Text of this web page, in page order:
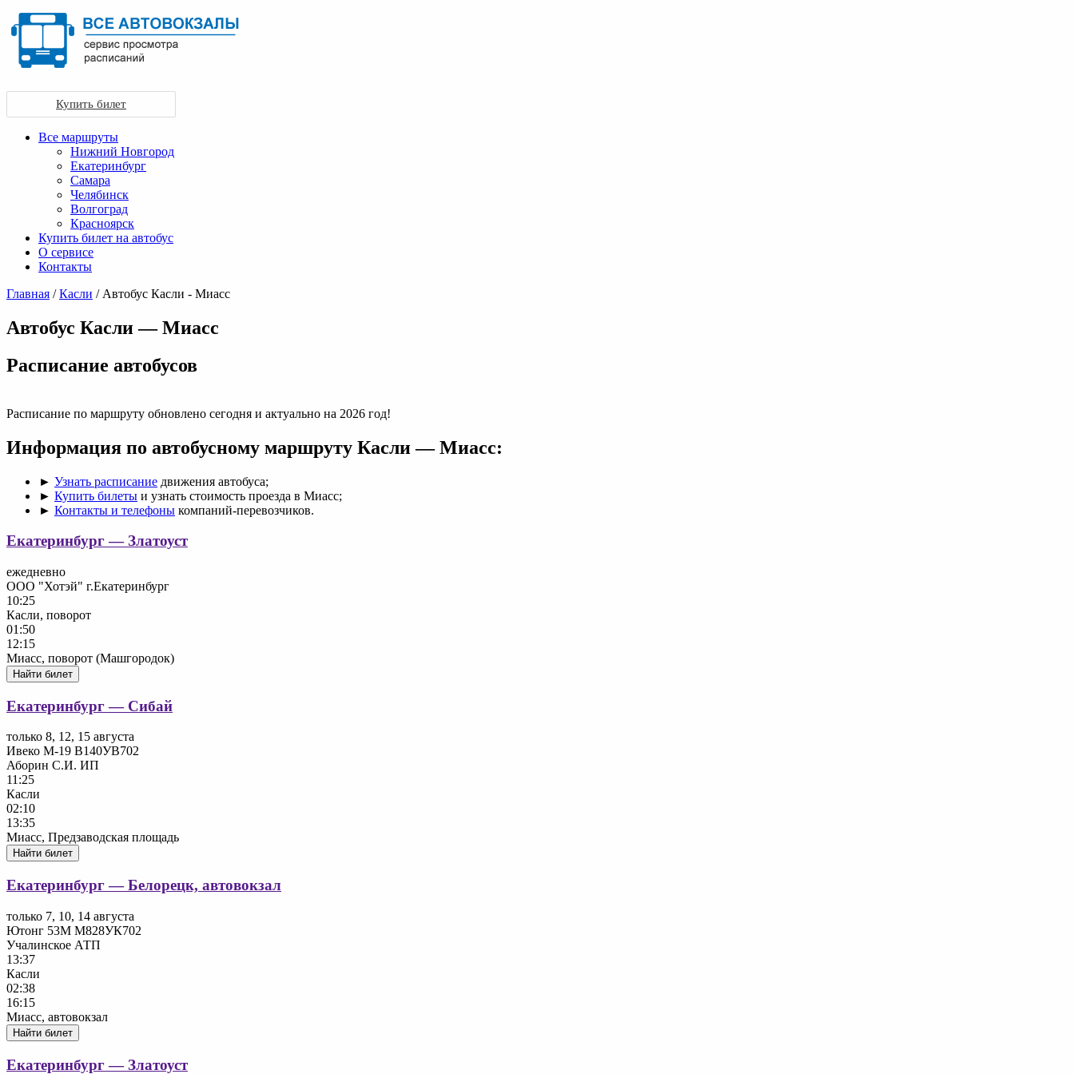
Купить билет
Все маршруты
Нижний Новгород
Екатеринбург
Самара
Челябинск
Волгоград
Красноярск
Купить билет на автобус
О сервисе
Контакты
Главная /Касли / Автобус Касли - Миасс
Автобус Касли — Миасс
Раcписание автобусов
Расписание по маршруту обновлено сегодня и актуально на 2026 год!
Информация по автобусному маршруту Касли — Миасс:
► Узнать расписание движения автобуса;
► Купить билеты и узнать стоимость проезда в Миасс;
► Контакты и телефоны компаний-перевозчиков.
Екатеринбург — Златоуст
ежедневно
ООО "Хотэй" г.Екатеринбург
10:25
Касли, поворот
01:50
12:15
Миасc, поворот (Машгородок)
Найти билет
Екатеринбург — Сибай
только 8, 12, 15 августа
Ивеко М-19 В140УВ702
Аборин С.И. ИП
11:25
Касли
02:10
13:35
Миасс, Предзаводская площадь
Найти билет
Екатеринбург — Белорецк, автовокзал
только 7, 10, 14 августа
Ютонг 53М М828УК702
Учалинское АТП
13:37
Касли
02:38
16:15
Миасс, автовокзал
Найти билет
Екатеринбург — Златоуст